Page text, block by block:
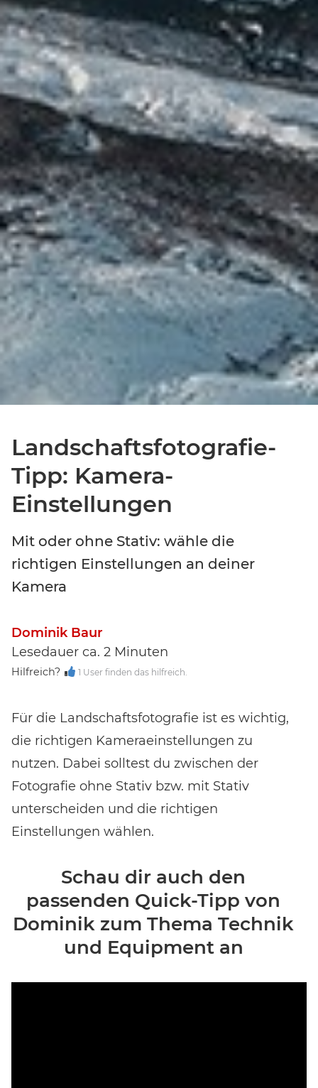
Event-Code hier eingeben
entscheidenund Zugang zu exklusiven Inhalten und
Bewertungen erhalten.
Landschaftsfotografie-
Tipp: Kamera-
Einstellungen
Mit oder ohne Stativ: wähle die
richtigen Einstellungen an deiner
Kamera
Dominik Baur
Lesedauer ca. 2 Minuten
Hilfreich? 1 User finden das hilfreich.
Für die Landschaftsfotografie ist es wichtig,
die richtigen Kameraeinstellungen zu
nutzen. Dabei solltest du zwischen der
Fotografie ohne Stativ bzw. mit Stativ
unterscheiden und die richtigen
Einstellungen wählen.
Schau dir auch den
passenden Quick-Tipp von
Dominik zum Thema Technik
und Equipment an